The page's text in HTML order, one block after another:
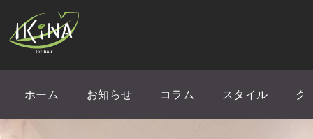
ホーム お知らせ コラム スタイル ク